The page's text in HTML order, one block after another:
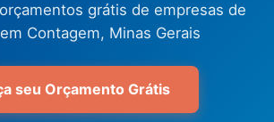
grátis de empresas de
Contagem, Minas Gerais
seu Orçamento Grátis